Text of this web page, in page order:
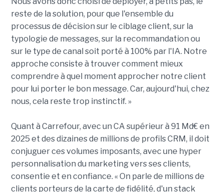
reste de la solution, pour que l'ensemble du
processus de décision sur le ciblage client, sur la
typologie de messages, sur la recommandation ou
sur le type de canal soit porté à 100% par l'IA. Notre
approche consiste à trouver comment mieux
comprendre à quel moment approcher notre client
pour lui porter le bon message. Car, aujourd'hui, chez
nous, cela reste trop instinctif. »
Quant à Carrefour, avec un CA supérieur à 91 Md€ en
2025 et des dizaines de millions de profils CRM, il doit
conjuguer ces volumes imposants, avec une hyper
personnalisation du marketing vers ses clients,
consentie et en confiance. « On parle de millions de
clients porteurs de la carte de fidélité, d'un stack